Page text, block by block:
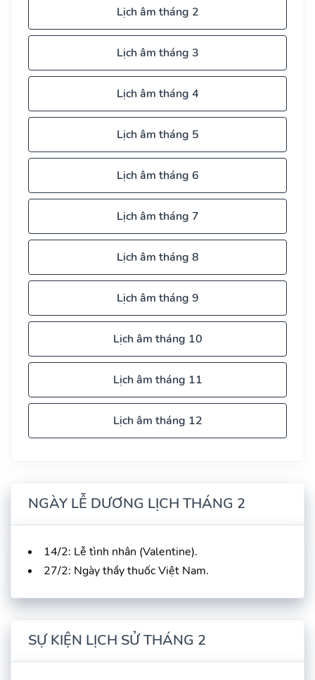
Lịch âm tháng 2
Lịch âm tháng 3
Lịch âm tháng 4
Lịch âm tháng 5
Lịch âm tháng 6
Lịch âm tháng 7
Lịch âm tháng 8
Lịch âm tháng 9
Lịch âm tháng 10
Lịch âm tháng 11
Lịch âm tháng 12
NGÀY LỄ DƯƠNG LỊCH THÁNG 2
14/2: Lễ tình nhân (Valentine).
27/2: Ngày thầy thuốc Việt Nam.
SỰ KIỆN LỊCH SỬ THÁNG 2